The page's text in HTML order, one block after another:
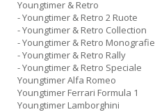
Youngtimer & Retro
- Youngtimer & Retro 2 Ruote
- Youngtimer & Retro Collection
- Youngtimer & Retro Monografie
- Youngtimer & Retro Rally
- Youngtimer & Retro Speciale
Youngtimer Alfa Romeo
Youngtimer Ferrari Formula 1
Youngtimer Lamborghini